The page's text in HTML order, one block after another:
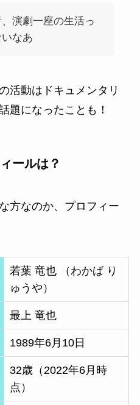
演劇一座の生活っ
なあ
活動はドキュメンタリ
題になったことも！
ールは？
方なのか、プロフィー
若葉 竜也 （わかば り
ゅうや）
最上 竜也
1989年6月10日
32歳（2022年6月時
点）